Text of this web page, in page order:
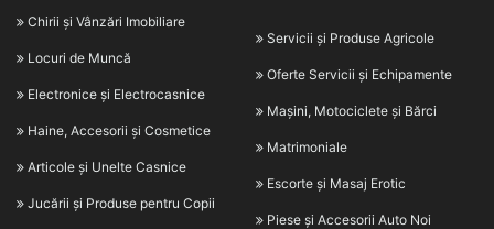
Chirii și Vânzări Imobiliare
Locuri de Muncă
Electronice și Electrocasnice
Haine, Accesorii și Cosmetice
Articole și Unelte Casnice
Jucării și Produse pentru Copii
Servicii și Produse Agricole
Oferte Servicii și Echipamente
Mașini, Motociclete și Bărci
Matrimoniale
Escorte și Masaj Erotic
Piese și Accesorii Auto Noi